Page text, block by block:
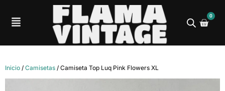
0
Inicio / Camisetas / Camiseta Top Luq Pink Flowers XL